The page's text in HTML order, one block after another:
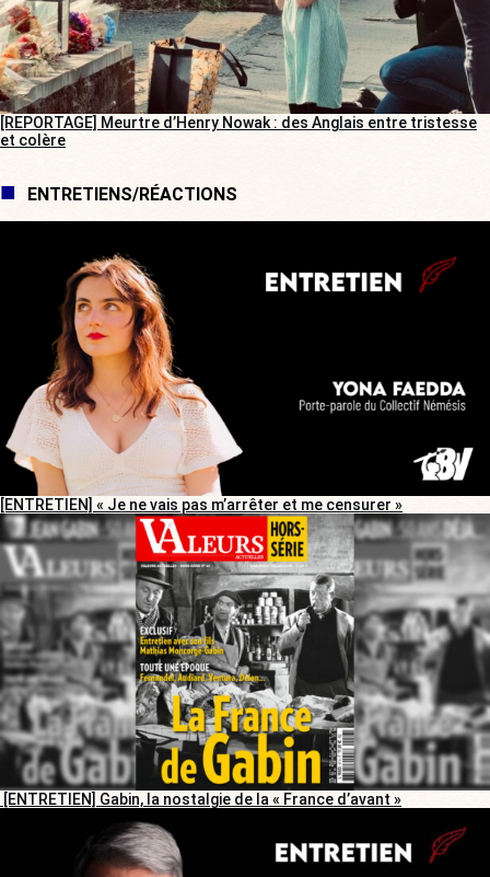
[REPORTAGE] Meurtre d’Henry Nowak : des Anglais entre tristesse
et colère
ENTRETIENS/RÉACTIONS
[ENTRETIEN] « Je ne vais pas m’arrêter et me censurer »
[ENTRETIEN] Gabin, la nostalgie de la « France d’avant »